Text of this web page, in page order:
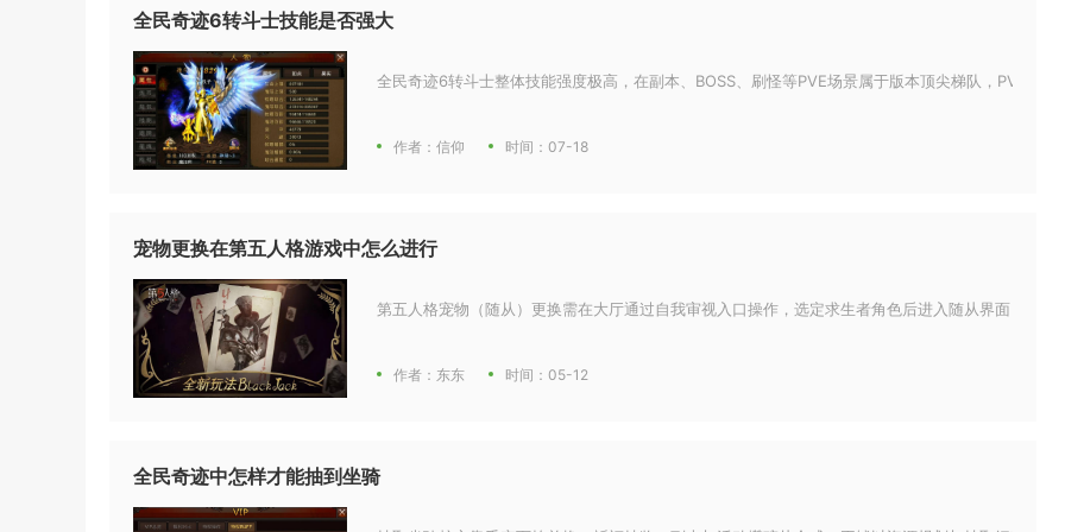
全民奇迹6转斗士技能是否强大
全民奇迹6转斗士整体技能强度极高，在副本、BOSS、刷怪等PVE场景属于版本顶尖梯队，PVP场景
作者：信仰 时间：07-18
宠物更换在第五人格游戏中怎么进行
第五人格宠物（随从）更换需在大厅通过自我审视入口操作，选定求生者角色后进入随从界面，选择
作者：东东 时间：05-12
全民奇迹中怎样才能抽到坐骑